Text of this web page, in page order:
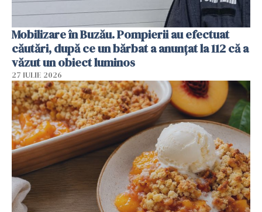
Mobilizare în Buzău. Pompierii au efectuat
căutări, după ce un bărbat a anunțat la 112 că a
văzut un obiect luminos
27 IULIE 2026